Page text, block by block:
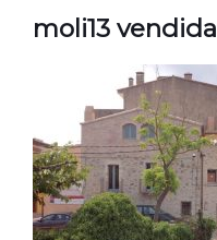
moli13 vendida